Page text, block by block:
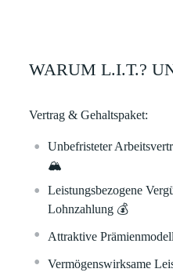
WARUM L.I.T.?
Vertrag & Gehaltspaket:
Unbefristeter
🏔
Leistungsbezogene
Lohnzahlung 💰
Attraktive
Vermögenswirksame